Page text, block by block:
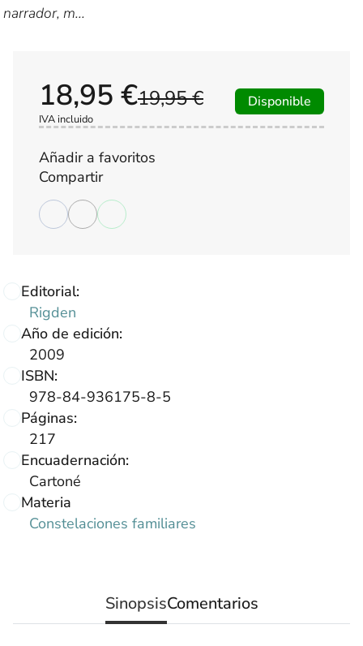
narrador, m...
Editorial:
Rigden
Año de edición:
2009
ISBN:
978-84-936175-8-5
Páginas:
217
Encuadernación:
Cartoné
Materia
Constelaciones familiares
19,95 €
18,95 €
IVA incluido
Disponible
Añadir a favoritos
Compartir
SinopsisComentarios